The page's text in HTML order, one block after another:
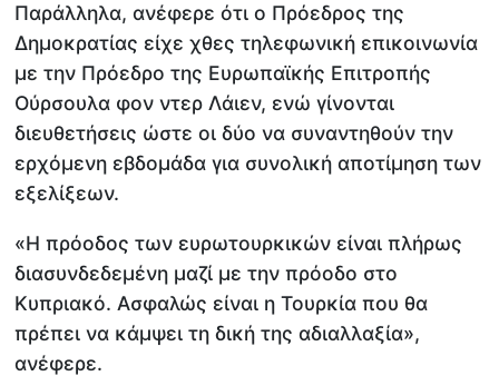
Παράλληλα, ανέφερε ότι ο Πρόεδρος της
Δημοκρατίας είχε χθες τηλεφωνική επικοινωνία
με την Πρόεδρο της Ευρωπαϊκής Επιτροπής
Ούρσουλα φον ντερ Λάιεν, ενώ γίνονται
διευθετήσεις ώστε οι δύο να συναντηθούν την
ερχόμενη εβδομάδα για συνολική αποτίμηση των
εξελίξεων.
«Η πρόοδος των ευρωτουρκικών είναι πλήρως
διασυνδεδεμένη μαζί με την πρόοδο στο
Κυπριακό. Ασφαλώς είναι η Τουρκία που θα
πρέπει να κάμψει τη δική της αδιαλλαξία»,
ανέφερε.